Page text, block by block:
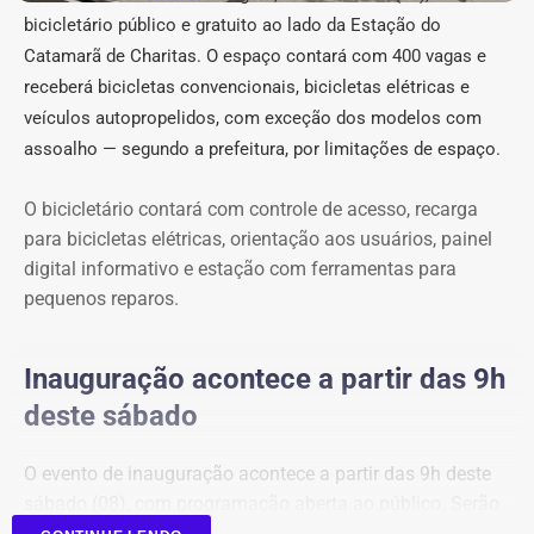
COM FÁBIO MARTINS.
bicicletário público e gratuito ao lado da Estação do
Catamarã de Charitas. O espaço contará com 400 vagas e
receberá bicicletas convencionais, bicicletas elétricas e
veículos autopropelidos, com exceção dos modelos com
assoalho — segundo a prefeitura, por limitações de espaço.
O bicicletário contará com controle de acesso, recarga
para bicicletas elétricas, orientação aos usuários, painel
digital informativo e estação com ferramentas para
pequenos reparos.
Inauguração acontece a partir das 9h
deste sábado
O evento de inauguração acontece a partir das 9h deste